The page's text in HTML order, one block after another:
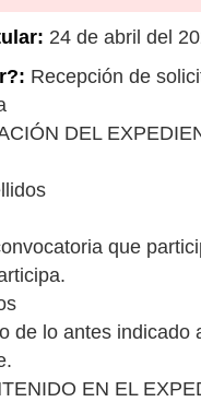
24 de abril del
Recepción de
DEL
que
de lo antes
EN EL